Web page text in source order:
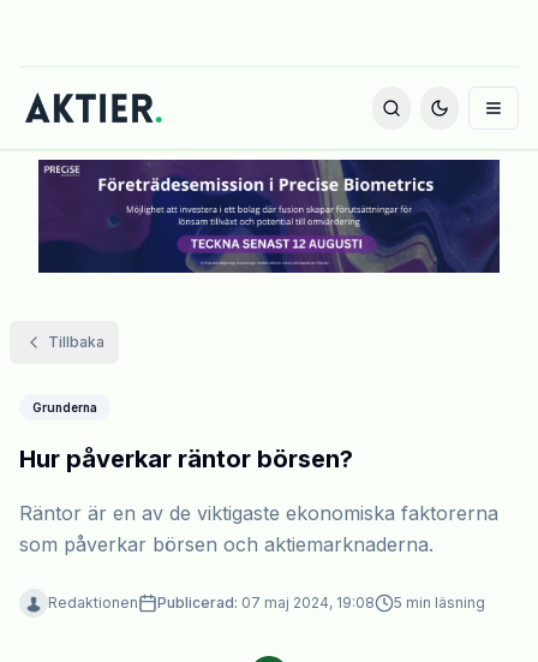
Tillbaka
Grunderna
Hur påverkar räntor börsen?
Räntor är en av de viktigaste ekonomiska faktorerna
som påverkar börsen och aktiemarknaderna.
Redaktionen Publicerad: 07 maj 2024, 19:08 5 min läsning